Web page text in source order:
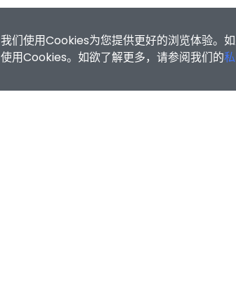
我们使用Cookies为您提供更好的浏览体验。
使用Cookies。如欲了解更多，请参阅我们的